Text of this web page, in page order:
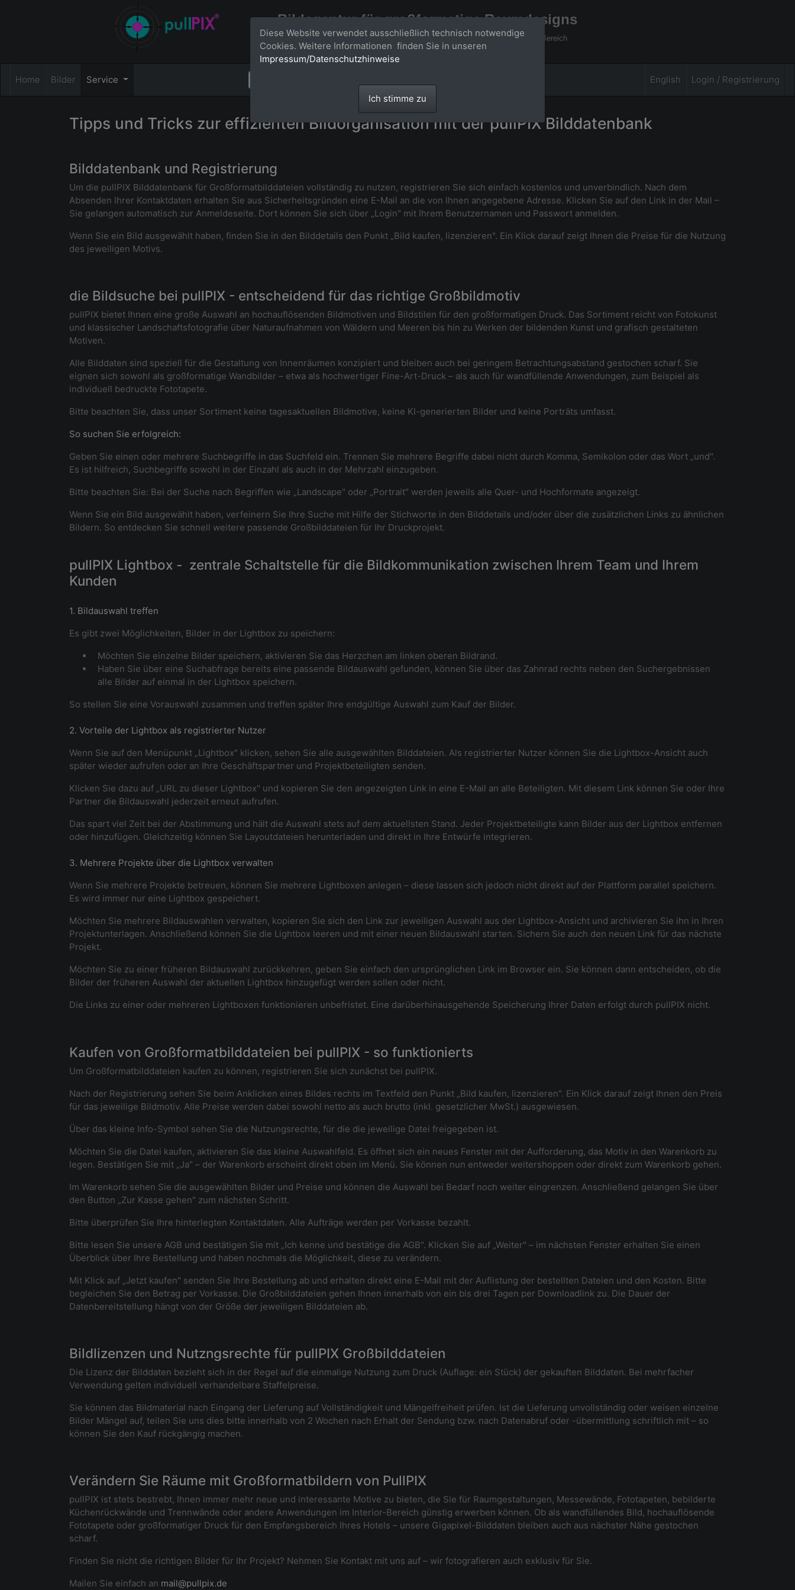
Bildagentur für großformatige Raumdesigns
Großformatige Bilder - über 100 Meter große 'largeformat' Fotos im Gigapixel Bereich
Home Bilder Service English Login / Registrierung
Tipps und Tricks zur effizienten Bildorganisation mit der pullPIX Bilddatenbank
Bilddatenbank und Registrierung
Um die pullPIX Bilddatenbank für Großformatbilddateien vollständig zu nutzen, registrieren Sie sich einfach kostenlos und unverbindlich. Nach dem
Absenden Ihrer Kontaktdaten erhalten Sie aus Sicherheitsgründen eine E-Mail an die von Ihnen angegebene Adresse. Klicken Sie auf den Link in der Mail –
Sie gelangen automatisch zur Anmeldeseite. Dort können Sie sich über „Login" mit Ihrem Benutzernamen und Passwort anmelden.
Wenn Sie ein Bild ausgewählt haben, finden Sie in den Bilddetails den Punkt „Bild kaufen, lizenzieren". Ein Klick darauf zeigt Ihnen die Preise für die Nutzung
des jeweiligen Motivs.
die Bildsuche bei pullPIX - entscheidend für das richtige Großbildmotiv
pullPIX bietet Ihnen eine große Auswahl an hochauflösenden Bildmotiven und Bildstilen für den großformatigen Druck. Das Sortiment reicht von Fotokunst
und klassischer Landschaftsfotografie über Naturaufnahmen von Wäldern und Meeren bis hin zu Werken der bildenden Kunst und grafisch gestalteten
Motiven.
Alle Bilddaten sind speziell für die Gestaltung von Innenräumen konzipiert und bleiben auch bei geringem Betrachtungsabstand gestochen scharf. Sie
eignen sich sowohl als großformatige Wandbilder – etwa als hochwertiger Fine-Art-Druck – als auch für wandfüllende Anwendungen, zum Beispiel als
individuell bedruckte Fototapete.
Bitte beachten Sie, dass unser Sortiment keine tagesaktuellen Bildmotive, keine KI-generierten Bilder und keine Porträts umfasst.
So suchen Sie erfolgreich:
Geben Sie einen oder mehrere Suchbegriffe in das Suchfeld ein. Trennen Sie mehrere Begriffe dabei nicht durch Komma, Semikolon oder das Wort „und".
Es ist hilfreich, Suchbegriffe sowohl in der Einzahl als auch in der Mehrzahl einzugeben.
Bitte beachten Sie: Bei der Suche nach Begriffen wie „Landscape" oder „Portrait" werden jeweils alle Quer- und Hochformate angezeigt.
Wenn Sie ein Bild ausgewählt haben, verfeinern Sie Ihre Suche mit Hilfe der Stichworte in den Bilddetails und/oder über die zusätzlichen Links zu ähnlichen
Bildern. So entdecken Sie schnell weitere passende Großbilddateien für Ihr Druckprojekt.
pullPIX Lightbox - zentrale Schaltstelle für die Bildkommunikation zwischen Ihrem Team und Ihrem
Kunden
1. Bildauswahl treffen
Es gibt zwei Möglichkeiten, Bilder in der Lightbox zu speichern:
Möchten Sie einzelne Bilder speichern, aktivieren Sie das Herzchen am linken oberen Bildrand.
Haben Sie über eine Suchabfrage bereits eine passende Bildauswahl gefunden, können Sie über das Zahnrad rechts neben den Suchergebnissen
alle Bilder auf einmal in der Lightbox speichern.
So stellen Sie eine Vorauswahl zusammen und treffen später Ihre endgültige Auswahl zum Kauf der Bilder.
2. Vorteile der Lightbox als registrierter Nutzer
Wenn Sie auf den Menüpunkt „Lightbox" klicken, sehen Sie alle ausgewählten Bilddateien. Als registrierter Nutzer können Sie die Lightbox-Ansicht auch
später wieder aufrufen oder an Ihre Geschäftspartner und Projektbeteiligten senden.
Klicken Sie dazu auf „URL zu dieser Lightbox" und kopieren Sie den angezeigten Link in eine E-Mail an alle Beteiligten. Mit diesem Link können Sie oder Ihre
Partner die Bildauswahl jederzeit erneut aufrufen.
Das spart viel Zeit bei der Abstimmung und hält die Auswahl stets auf dem aktuellsten Stand. Jeder Projektbeteiligte kann Bilder aus der Lightbox entfernen
oder hinzufügen. Gleichzeitig können Sie Layoutdateien herunterladen und direkt in Ihre Entwürfe integrieren.
3. Mehrere Projekte über die Lightbox verwalten
Wenn Sie mehrere Projekte betreuen, können Sie mehrere Lightboxen anlegen – diese lassen sich jedoch nicht direkt auf der Plattform parallel speichern.
Es wird immer nur eine Lightbox gespeichert.
Möchten Sie mehrere Bildauswahlen verwalten, kopieren Sie sich den Link zur jeweiligen Auswahl aus der Lightbox-Ansicht und archivieren Sie ihn in Ihren
Projektunterlagen. Anschließend können Sie die Lightbox leeren und mit einer neuen Bildauswahl starten. Sichern Sie auch den neuen Link für das nächste
Projekt.
Möchten Sie zu einer früheren Bildauswahl zurückkehren, geben Sie einfach den ursprünglichen Link im Browser ein. Sie können dann entscheiden, ob die
Bilder der früheren Auswahl der aktuellen Lightbox hinzugefügt werden sollen oder nicht.
Die Links zu einer oder mehreren Lightboxen funktionieren unbefristet. Eine darüberhinausgehende Speicherung Ihrer Daten erfolgt durch pullPIX nicht.
Kaufen von Großformatbilddateien bei pullPIX - so funktionierts
Um Großformatbilddateien kaufen zu können, registrieren Sie sich zunächst bei pullPIX.
Nach der Registrierung sehen Sie beim Anklicken eines Bildes rechts im Textfeld den Punkt „Bild kaufen, lizenzieren". Ein Klick darauf zeigt Ihnen den Preis
für das jeweilige Bildmotiv. Alle Preise werden dabei sowohl netto als auch brutto (inkl. gesetzlicher MwSt.) ausgewiesen.
Über das kleine Info-Symbol sehen Sie die Nutzungsrechte, für die die jeweilige Datei freigegeben ist.
Möchten Sie die Datei kaufen, aktivieren Sie das kleine Auswahlfeld. Es öffnet sich ein neues Fenster mit der Aufforderung, das Motiv in den Warenkorb zu
legen. Bestätigen Sie mit „Ja" – der Warenkorb erscheint direkt oben im Menü. Sie können nun entweder weitershoppen oder direkt zum Warenkorb gehen.
Im Warenkorb sehen Sie die ausgewählten Bilder und Preise und können die Auswahl bei Bedarf noch weiter eingrenzen. Anschließend gelangen Sie über
den Button „Zur Kasse gehen" zum nächsten Schritt.
Bitte überprüfen Sie Ihre hinterlegten Kontaktdaten. Alle Aufträge werden per Vorkasse bezahlt.
Bitte lesen Sie unsere AGB und bestätigen Sie mit „Ich kenne und bestätige die AGB". Klicken Sie auf „Weiter" – im nächsten Fenster erhalten Sie einen
Überblick über Ihre Bestellung und haben nochmals die Möglichkeit, diese zu verändern.
Mit Klick auf „Jetzt kaufen" senden Sie Ihre Bestellung ab und erhalten direkt eine E-Mail mit der Auflistung der bestellten Dateien und den Kosten. Bitte
begleichen Sie den Betrag per Vorkasse. Die Großbilddateien gehen Ihnen innerhalb von ein bis drei Tagen per Downloadlink zu. Die Dauer der
Datenbereitstellung hängt von der Größe der jeweiligen Bilddateien ab.
Bildlizenzen und Nutzngsrechte für pullPIX Großbilddateien
Die Lizenz der Bilddaten bezieht sich in der Regel auf die einmalige Nutzung zum Druck (Auflage: ein Stück) der gekauften Bilddaten. Bei mehrfacher
Verwendung gelten individuell verhandelbare Staffelpreise.
Sie können das Bildmaterial nach Eingang der Lieferung auf Vollständigkeit und Mängelfreiheit prüfen. Ist die Lieferung unvollständig oder weisen einzelne
Bilder Mängel auf, teilen Sie uns dies bitte innerhalb von 2 Wochen nach Erhalt der Sendung bzw. nach Datenabruf oder -übermittlung schriftlich mit – so
können Sie den Kauf rückgängig machen.
Verändern Sie Räume mit Großformatbildern von PullPIX
pullPIX ist stets bestrebt, Ihnen immer mehr neue und interessante Motive zu bieten, die Sie für Raumgestaltungen, Messewände, Fototapeten, bebilderte
Küchenrückwände und Trennwände oder andere Anwendungen im Interior-Bereich günstig erwerben können. Ob als wandfüllendes Bild, hochauflösende
Fototapete oder großformatiger Druck für den Empfangsbereich Ihres Hotels – unsere Gigapixel-Bilddaten bleiben auch aus nächster Nähe gestochen
scharf.
Finden Sie nicht die richtigen Bilder für Ihr Projekt? Nehmen Sie Kontakt mit uns auf – wir fotografieren auch exklusiv für Sie.
Mailen Sie einfach an mail@pullpix.de
Diese Website verwendet ausschließlich technisch notwendige
Cookies. Weitere Informationen finden Sie in unseren
Impressum/Datenschutzhinweise
Ich stimme zu